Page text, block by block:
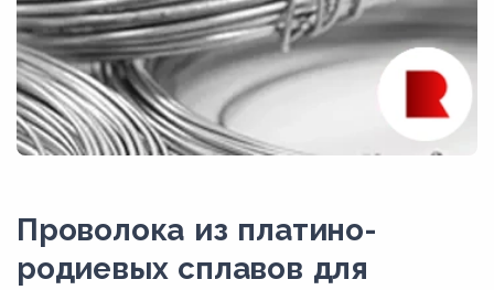
Проволока из платино-
родиевых сплавов для